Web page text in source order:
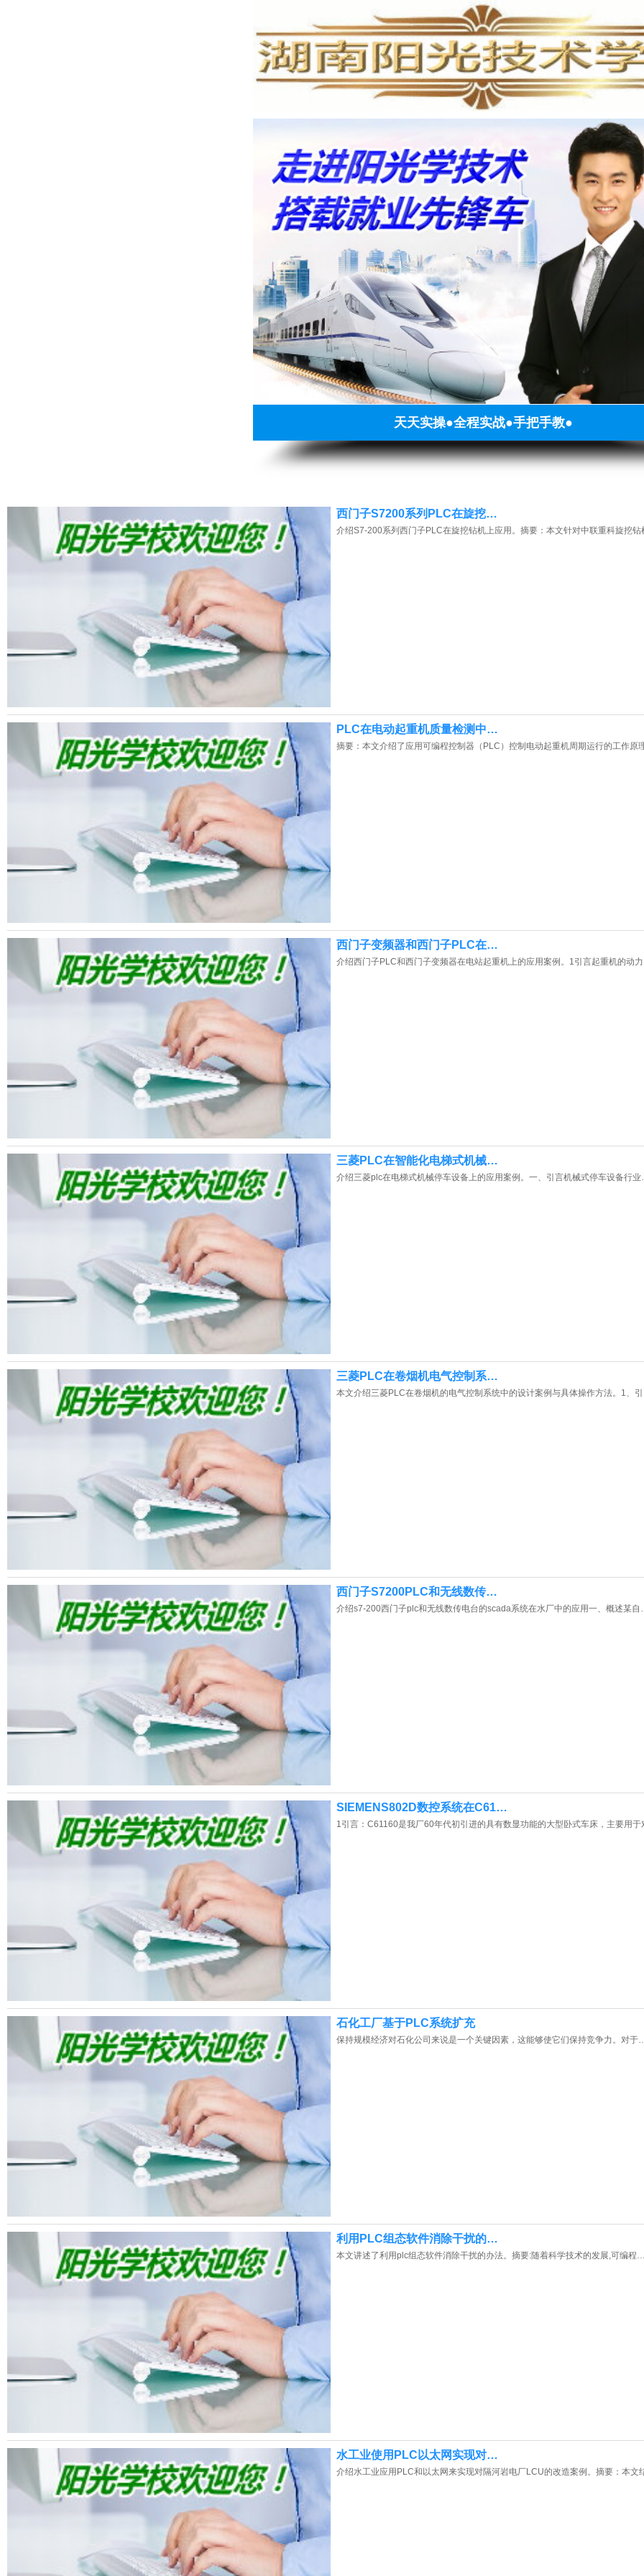
天天实操●全程实战●手把手教●
点击免费咨询电话：13807313137 西门子S7200系列PLC在旋挖…
介绍S7-200系列西门子PLC在旋挖钻机上应用。摘要：本文针对中联重科旋挖
PLC在电动起重机质量检测中…
摘要：本文介绍了应用可编程控制器（PLC）控制电动起重机周期运行的工作原
西门子变频器和西门子PLC在…
介绍西门子PLC和西门子变频器在电站起重机上的应用案例。1引言起重机的动
三菱PLC在智能化电梯式机械…
介绍三菱plc在电梯式机械停车设备上的应用案例。一、引言机械式停车设备行
三菱PLC在卷烟机电气控制系…
本文介绍三菱PLC在卷烟机的电气控制系统中的设计案例与具体操作方法。1、
西门子S7200PLC和无线数传…
介绍s7-200西门子plc和无线数传电台的scada系统在水厂中的应用一、概述某
SIEMENS802D数控系统在C61…
1引言：C61160是我厂60年代初引进的具有数显功能的大型卧式车床，主要用
石化工厂基于PLC系统扩充
保持规模经济对石化公司来说是一个关键因素，这能够使它们保持竞争力。对于
利用PLC组态软件消除干扰的…
本文讲述了利用plc组态软件消除干扰的办法。摘要:随着科学技术的发展,可编程
水工业使用PLC以太网实现对…
介绍水工业应用PLC和以太网来实现对隔河岩电厂LCU的改造案例。摘要：本